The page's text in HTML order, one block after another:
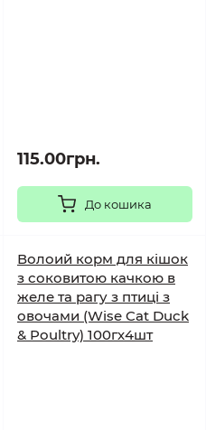
115.00грн.
До кошика
Волоий корм для кішок
з соковитою качкою в
желе та рагу з птиці з
овочами (Wise Cat Duck
& Poultry) 100гх4шт